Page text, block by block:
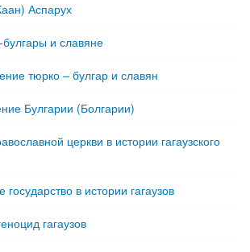
Аспарух
булгары и славяне
тюрко – булгар и славян
Булгарии (Болгарии)
церкви в истории гагаузского
в истории гагаузов
гагаузов